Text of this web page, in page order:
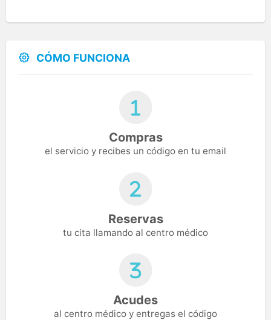
CÓMO FUNCIONA
Compras
el servicio y recibes un código en tu email
Reservas
tu cita llamando al centro médico
Acudes
al centro médico y entregas el código